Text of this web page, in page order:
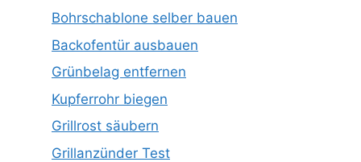
Bohrschablone selber bauen
Backofentür ausbauen
Grünbelag entfernen
Kupferrohr biegen
Grillrost säubern
Grillanzünder Test